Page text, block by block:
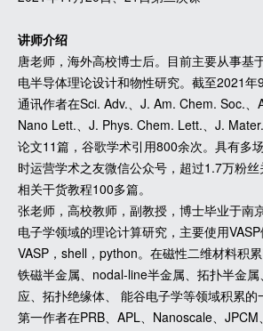
讲师介绍
唐老师，海外高校博士后。目前主要从事基
电半导体理论设计和物性研究。截至2021
通讯作者在Sci. Adv.、J. Am. Chem. Soc.、
Nano Lett.、J. Phys. Chem. Lett.、J.
论文11篇，谷歌学术引用800余次。具有多
时运营学术之友微信公众号，超过1.7万粉
相关干货教程100多篇。
张老师，高校教师，副教授，博士毕业于南
电子学领域的理论计算研究，主要使用
VASP，shell，python。在磁性二维材料积
铁磁半金属、nodal-line半金属、拓扑半金
应、拓扑绝缘体、 能谷电子学等领域积累的
第一作者在PRB、APL、Nanoscale、JPCM